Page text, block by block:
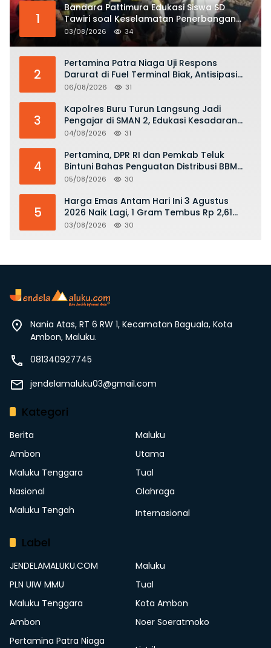
1
Bandara Pattimura Edukasi Siswa SD
Tawiri soal Keselamatan Penerbangan
dan Bahaya Bermain Layang-layang di
KKOP
03/08/2026 34
2
Pertamina Patra Niaga Uji Respons
Darurat di Fuel Terminal Biak, Antisipasi
Risiko Kebakaran dan Tumpahan BBM
06/08/2026 31
3
Kapolres Buru Turun Langsung Jadi
Pengajar di SMAN 2, Edukasi Kesadaran
Hukum dan Stop Kekerasan
04/08/2026 31
4
Pertamina, DPR RI dan Pemkab Teluk
Bintuni Bahas Penguatan Distribusi BBM
dan LPG
05/08/2026 30
5
Harga Emas Antam Hari Ini 3 Agustus
2026 Naik Lagi, 1 Gram Tembus Rp 2,61
Juta
03/08/2026 30
Nania Atas, RT 6 RW 1, Kecamatan Baguala, Kota
Ambon, Maluku.
081340927745
jendelamaluku03@gmail.com
Kategori
Berita
Maluku
Ambon
Utama
Maluku Tenggara
Tual
Nasional
Olahraga
Maluku Tengah
Internasional
Label
JENDELAMALUKU.COM
Maluku
PLN UIW MMU
Tual
Maluku Tenggara
Kota Ambon
Ambon
Noer Soeratmoko
Pertamina Patra Niaga